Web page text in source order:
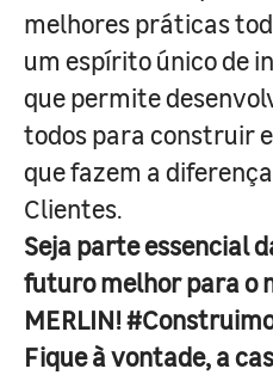
melhores práticas
um espírito único de
que permite
todos para construir
que fazem a
Clientes.
Seja parte essencial
futuro melhor para o
MERLIN!
Fique à vontade, a